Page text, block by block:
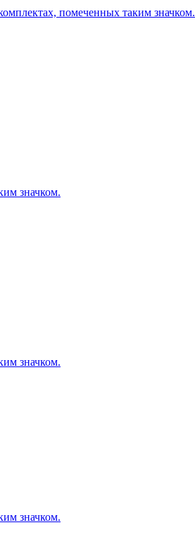
помеченных таким значком.
значком.
значком.
значком.